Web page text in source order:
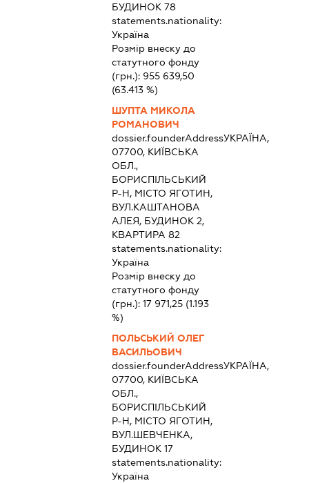
БУДИНОК 78
statements.nationality:
Україна
Розмір внеску до
статутного фонду
(грн.): 955 639,50
(63.413 %)
ШУПТА МИКОЛА
РОМАНОВИЧ
dossier.founderAddressУКРАЇНА,
07700, КИЇВСЬКА
ОБЛ.,
БОРИСПІЛЬСЬКИЙ
Р-Н, МІСТО ЯГОТИН,
ВУЛ.КАШТАНОВА
АЛЕЯ, БУДИНОК 2,
КВАРТИРА 82
statements.nationality:
Україна
Розмір внеску до
статутного фонду
(грн.):17 971,25 (1.193
%)
ПОЛЬСЬКИЙ ОЛЕГ
ВАСИЛЬОВИЧ
dossier.founderAddressУКРАЇНА,
07700, КИЇВСЬКА
ОБЛ.,
БОРИСПІЛЬСЬКИЙ
Р-Н, МІСТО ЯГОТИН,
ВУЛ.ШЕВЧЕНКА,
БУДИНОК 17
statements.nationality:
Україна